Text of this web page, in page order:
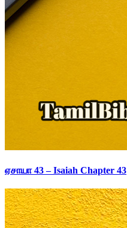
ஏசாயா 43 – Isaiah Chapter 43